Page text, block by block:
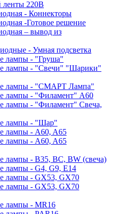
ленты 220В
- Коннекторы
-Готовое решение
– вывод из
- Умная подсветка
лампы - "Груша"
лампы - "Свечи" "Шарики"
лампы - "СМАРТ Лампа"
лампы - "Филамент" A60
лампы - "Филамент" Свеча,
лампы - "Шар"
лампы - A60, A65
лампы - A60, A65
лампы - B35, BC, BW (свеча)
лампы - G4, G9, Е14
лампы - GX53, GX70
лампы - GX53, GX70
лампы - MR16